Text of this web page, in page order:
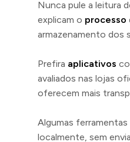
Nunca pule a leitura
explicam o processo
armazenamento dos
Prefira aplicativos
avaliados nas lojas
oferecem mais
Algumas
localmente, sem